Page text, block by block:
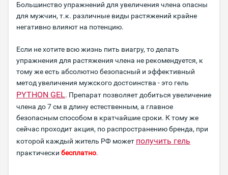
Большинство упражнений для увеличения члена опасны
для мужчин, т.к. различные виды растяжений крайне
негативно влияют на потенцию.
Если не хотите всю жизнь пить виагру, то делать
упражнения для растяжения члена не рекомендуется, к
тому же есть абсолютно безопасный и эффективный
метод увеличения мужского достоинства - это гель
PYTHON GEL. Препарат позволяет добиться увеличение
члена до 7 см в длину естественным, а главное
безопасным способом в кратчайшие сроки. К тому же
сейчас проходит акция, по распространению бренда, при
которой каждый житель РФ может получить гель
практически бесплатно.